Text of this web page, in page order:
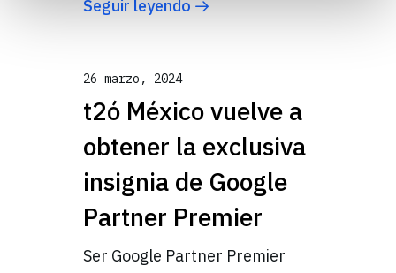
Seguir leyendo
26 marzo, 2024
t2ó México vuelve a
obtener la exclusiva
insignia de Google
Partner Premier
Ser Google Partner Premier